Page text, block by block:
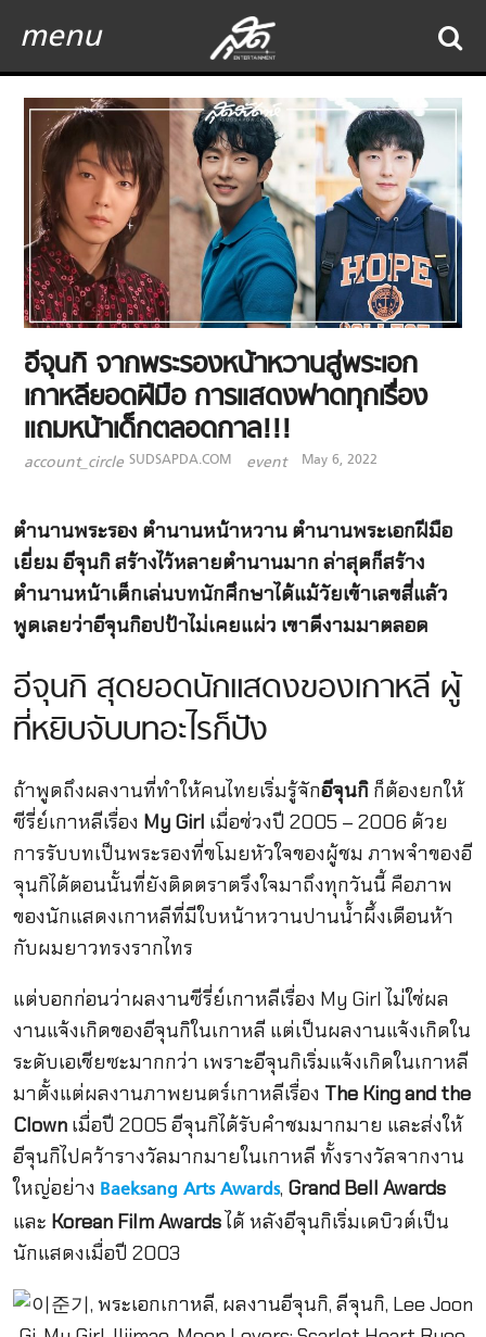
menu
อีจุนกิ จากพระรองหน้าหวานสู่พระเอก
เกาหลียอดฝีมือ การแสดงฟาดทุกเรื่อง
แถมหน้าเด็กตลอดกาล!!!
account_circle SUDSAPDA.COM event May 6, 2022
ตำนานพระรอง ตำนานหน้าหวาน ตำนานพระเอกฝีมือ
เยี่ยม อีจุนกิ สร้างไว้หลายตำนานมาก ล่าสุดก็สร้าง
ตำนานหน้าเด็กเล่นบทนักศึกษาได้แม้วัยเข้าเลขสี่แล้ว
พูดเลยว่าอีจุนกิอปป้าไม่เคยแผ่ว เขาดีงามมาตลอด
อีจุนกิ สุดยอดนักแสดงของเกาหลี ผู้
ที่หยิบจับบทอะไรก็ปัง
ถ้าพูดถึงผลงานที่ทำให้คนไทยเริ่มรู้จักอีจุนกิก็ต้องยกให้
ซีรี่ย์เกาหลีเรื่อง My Girl เมื่อช่วงปี 2005 – 2006 ด้วย
การรับบทเป็นพระรองที่ขโมยหัวใจของผู้ชม ภาพจำของอี
จุนกิได้ตอนนั้นที่ยังติดตราตรึงใจมาถึงทุกวันนี้ คือภาพ
ของนักแสดงเกาหลีที่มีใบหน้าหวานปานน้ำผึ้งเดือนห้า
กับผมยาวทรงรากไทร
แต่บอกก่อนว่าผลงานซีรี่ย์เกาหลีเรื่อง My Girl ไม่ใช่ผล
งานแจ้งเกิดของอีจุนกิในเกาหลี แต่เป็นผลงานแจ้งเกิดใน
ระดับเอเชียซะมากกว่า เพราะอีจุนกิเริ่มแจ้งเกิดในเกาหลี
มาตั้งแต่ผลงานภาพยนตร์เกาหลีเรื่อง The King and the
Clownเมื่อปี 2005 อีจุนกิได้รับคำชมมากมาย และส่งให้
อีจุนกิไปคว้ารางวัลมากมายในเกาหลี ทั้งรางวัลจากงาน
ใหญ่อย่าง Baeksang Arts Awards, Grand Bell Awards
และ Korean Film Awardsได้ หลังอีจุนกิเริ่มเดบิวต์เป็น
นักแสดงเมื่อปี 2003